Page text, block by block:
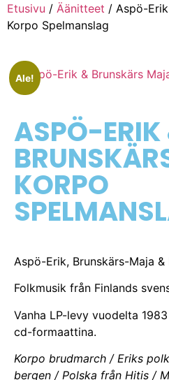
Etusivu / Äänitteet / Aspö-
Korpo Spelmanslag
Ale!
ASPÖ-
KORPO
Aspö-Erik, Brunskärs-Maja
Folkmusik från Finlands
Vanha LP-levy vuodelta
cd-formaattina.
Korpo brudmarch / Eriks
bergen / Polska från Hitis /